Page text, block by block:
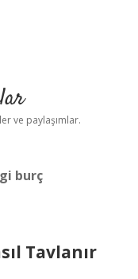
ve paylaşımlar.
burç
Tavlanır